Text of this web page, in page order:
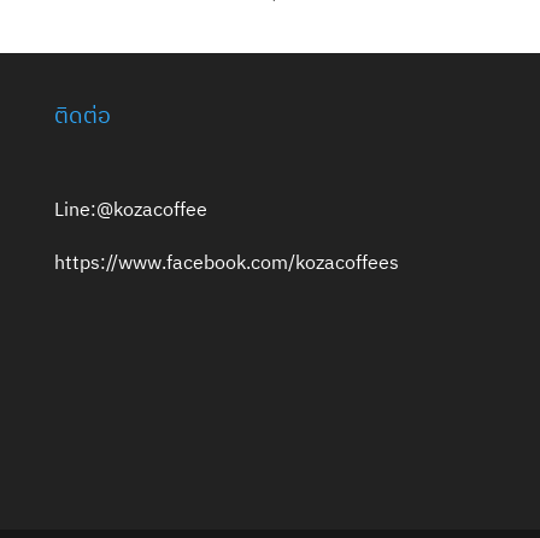
ติดต่อ
Line:@kozacoffee
https://www.facebook.com/kozacoffees